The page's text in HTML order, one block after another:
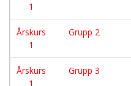
1
Årskurs
1
Grupp 2
Årskurs
1
Grupp 3